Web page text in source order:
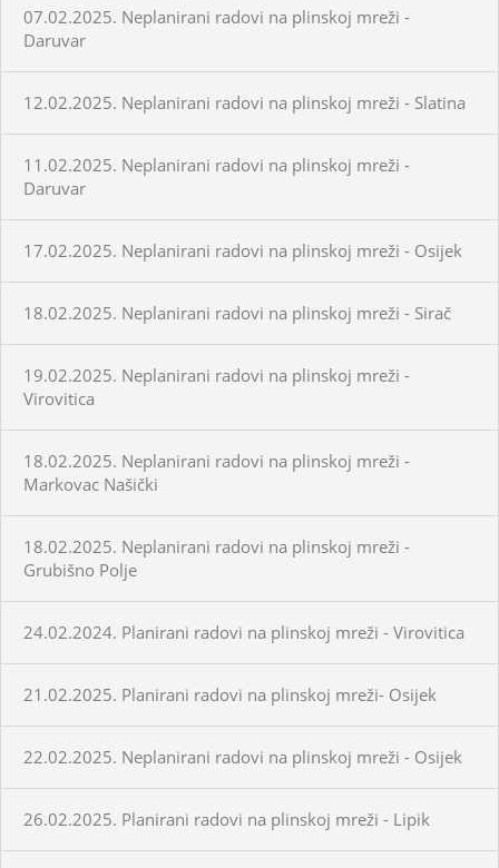
07.02.2025. Neplanirani radovi na plinskoj mreži -
Daruvar
12.02.2025. Neplanirani radovi na plinskoj mreži - Slatina
11.02.2025. Neplanirani radovi na plinskoj mreži -
Daruvar
17.02.2025. Neplanirani radovi na plinskoj mreži - Osijek
18.02.2025. Neplanirani radovi na plinskoj mreži - Sirač
19.02.2025. Neplanirani radovi na plinskoj mreži -
Virovitica
18.02.2025. Neplanirani radovi na plinskoj mreži -
Markovac Našički
18.02.2025. Neplanirani radovi na plinskoj mreži -
Grubišno Polje
24.02.2024. Planirani radovi na plinskoj mreži - Virovitica
21.02.2025. Planirani radovi na plinskoj mreži- Osijek
22.02.2025. Neplanirani radovi na plinskoj mreži - Osijek
26.02.2025. Planirani radovi na plinskoj mreži - Lipik